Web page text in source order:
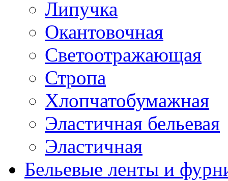
Липучка
Окантовочная
Светоотражающая
Стропа
Хлопчатобумажная
Эластичная бельевая
Эластичная
Бельевые ленты и